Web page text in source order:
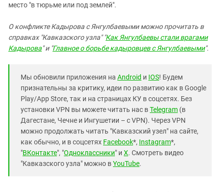
место "в тюрьме или под землей".
О конфликте Кадырова с Янгулбаевыми можно прочитать в
справках "Кавказского узла" "Как Янгулбаевы стали врагами
Кадырова" и "Главное о борьбе кадыровцев с Янгулбаевыми".
Мы обновили приложения на Android и IOS! Будем
признательны за критику, идеи по развитию как в Google
Play/App Store, так и на страницах КУ в соцсетях. Без
установки VPN вы можете читать нас вTelegram (в
Дагестане, Чечне и Ингушетии – с VPN). Через VPN
можно продолжать читать "Кавказский узел" на сайте,
как обычно, и в соцсетях Facebook*, Instagram*,
"ВКонтакте", "Одноклассники" и X. Смотреть видео
"Кавказского узла" можно вYouTube.